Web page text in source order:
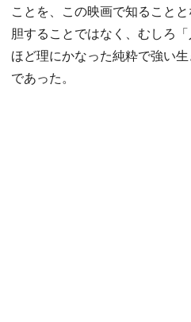
ことを、この映画で知ること
胆することではなく、むしろ
ほど理にかなった純粋で強い
であった。